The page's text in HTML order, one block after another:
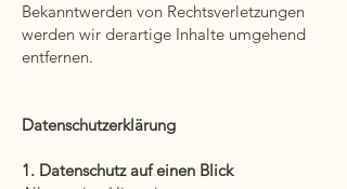
Bekanntwerden von Rechtsverletzungen
werden wir derartige Inhalte umgehend
entfernen.
Datenschutz­erklärung
1. Datenschutz auf einen Blick